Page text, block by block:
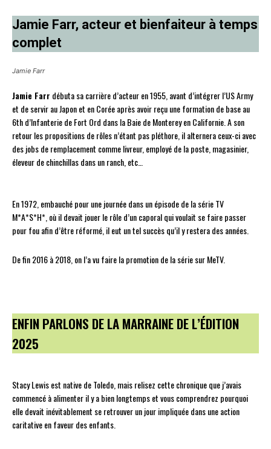
Jamie Farr, acteur et bienfaiteur à temps
complet
Jamie Farr
Jamie Farr débuta sa carrière d’acteur en 1955, avant d’intégrer l’US Army
et de servir au Japon et en Corée après avoir reçu une formation de base au
6th d’Infanterie de Fort Ord dans la Baie de Monterey en Californie. A son
retour les propositions de rôles n’étant pas pléthore, il alternera ceux-ci avec
des jobs de remplacement comme livreur, employé de la poste, magasinier,
éleveur de chinchillas dans un ranch, etc…
En 1972, embauché pour une journée dans un épisode de la série TV
M*A*S*H*, où il devait jouer le rôle d’un caporal qui voulait se faire passer
pour fou afin d’être réformé, il eut un tel succès qu’il y restera des années.
De fin 2016 à 2018, on l’a vu faire la promotion de la série sur MeTV.
ENFIN PARLONS DE LA MARRAINE DE L’ÉDITION
2025
Stacy Lewis est native de Toledo, mais relisez cette chronique que j’avais
commencé à alimenter il y a bien longtemps et vous comprendrez pourquoi
elle devait inévitablement se retrouver un jour impliquée dans une action
caritative en faveur des enfants.